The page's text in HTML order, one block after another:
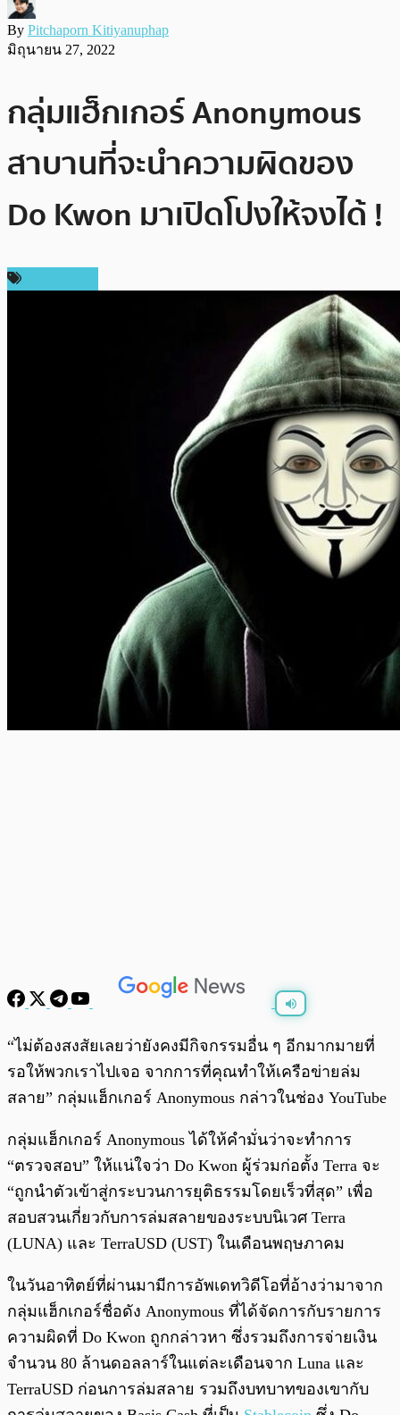
By Pitchaporn Kitiyanuphap
มิถุนายน 27, 2022
กลุ่มแฮ็กเกอร์ Anonymous
สาบานที่จะนำความผิดของ
Do Kwon มาเปิดโปงให้จงได้ !
พร้อมเล่น
“ไม่ต้องสงสัยเลยว่ายังคงมีกิจกรรมอื่น ๆ อีกมากมายที่
รอให้พวกเราไปเจอ จากการที่คุณทำให้เครือข่ายล่ม
สลาย” กลุ่มแฮ็กเกอร์ Anonymous กล่าวในช่อง YouTube
กลุ่มแฮ็กเกอร์ Anonymous ได้ให้คำมั่นว่าจะทำการ
“ตรวจสอบ” ให้แน่ใจว่า Do Kwon ผู้ร่วมก่อตั้ง Terra จะ
“ถูกนำตัวเข้าสู่กระบวนการยุติธรรมโดยเร็วที่สุด” เพื่อ
สอบสวนเกี่ยวกับการล่มสลายของระบบนิเวศ Terra
(LUNA) และ TerraUSD (UST) ในเดือนพฤษภาคม
ในวันอาทิตย์ที่ผ่านมามีการอัพเดทวิดีโอที่อ้างว่ามาจาก
กลุ่มแฮ็กเกอร์ชื่อดัง Anonymous ที่ได้จัดการกับรายการ
ความผิดที่ Do Kwon ถูกกล่าวหา ซึ่งรวมถึงการจ่ายเงิน
จำนวน 80 ล้านดอลลาร์ในแต่ละเดือนจาก Luna และ
TerraUSD ก่อนการล่มสลาย รวมถึงบทบาทของเขากับ